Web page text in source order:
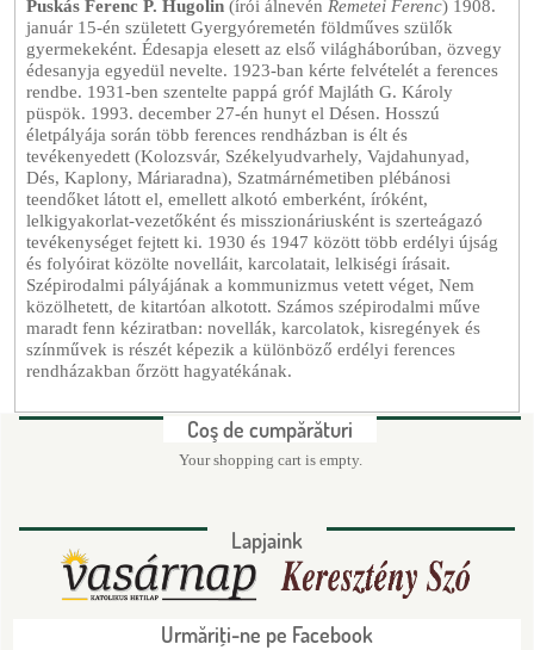
Puskás Ferenc P. Hugolin (írói álnevénRemetei Ferenc) 1908.
január 15-én született Gyergyóremetén földműves szülők
gyermekeként. Édesapja elesett az első világháborúban, özvegy
édesanyja egyedül nevelte. 1923-ban kérte felvételét a ferences
rendbe. 1931-ben szentelte pappá gróf Majláth G. Károly
püspök. 1993. december 27-én hunyt el Désen. Hosszú
életpályája során több ferences rendházban is élt és
tevékenyedett (Kolozsvár, Székelyudvarhely, Vajdahunyad,
Dés, Kaplony, Máriaradna), Szatmárnémetiben plébánosi
teendőket látott el, emellett alkotó emberként, íróként,
lelkigyakorlat-vezetőként és misszionáriusként is szerteágazó
tevékenységet fejtett ki. 1930 és 1947 között több erdélyi újság
és folyóirat közölte novelláit, karcolatait, lelkiségi írásait.
Szépirodalmi pályájának a kommunizmus vetett véget, Nem
közölhetett, de kitartóan alkotott. Számos szépirodalmi műve
maradt fenn kéziratban: novellák, karcolatok, kisregények és
színművek is részét képezik a különböző erdélyi ferences
rendházakban őrzött hagyatékának.
Coş de cumpărături
Your shopping cart is empty.
Lapjaink
Urmăriţi-ne pe Facebook